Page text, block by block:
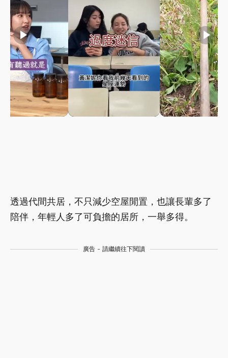
play_arrow play_arrow play_arrow
透過代間共居，不只減少空屋閒置，也讓長輩多了
陪伴，年輕人多了可負擔的居所，一舉多得。
廣告 - 請繼續往下閱讀